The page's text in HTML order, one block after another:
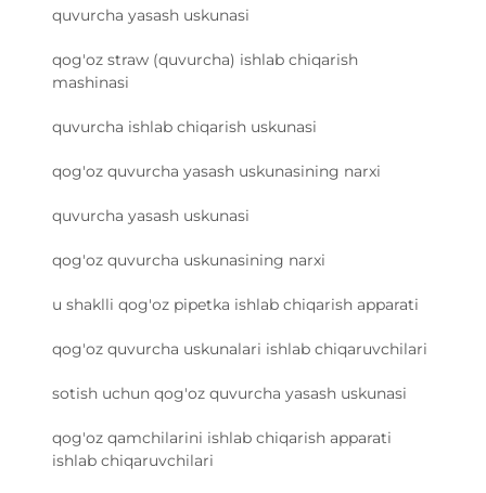
quvurcha yasash uskunasi
qog'oz straw (quvurcha) ishlab chiqarish
mashinasi
quvurcha ishlab chiqarish uskunasi
qog'oz quvurcha yasash uskunasining narxi
quvurcha yasash uskunasi
qog'oz quvurcha uskunasining narxi
u shaklli qog'oz pipetka ishlab chiqarish apparati
qog'oz quvurcha uskunalari ishlab chiqaruvchilari
sotish uchun qog'oz quvurcha yasash uskunasi
qog'oz qamchilarini ishlab chiqarish apparati
ishlab chiqaruvchilari